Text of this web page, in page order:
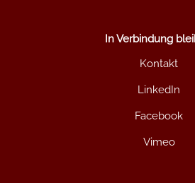
In Verbindung
Kontakt
LinkedIn
Facebook
Vimeo